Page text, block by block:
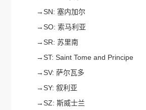
→SN: 塞内加尔
→SO: 索马利亚
→SR: 苏里南
→ST: Saint Tome and Principe
→SV: 萨尔瓦多
→SY: 叙利亚
→SZ: 斯威士兰